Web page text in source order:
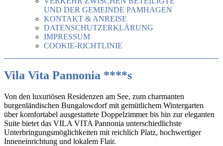
UND DER GEMEINDE PAMHAGEN
KONTAKT & ANREISE
DATENSCHUTZERKLÄRUNG
IMPRESSUM
COOKIE-RICHTLINIE
Vila Vita Pannonia ****s
Von den luxuriösen Residenzen am See, zum charmanten
burgenländischen Bungalowdorf mit gemütlichem Wintergarten
über komfortabel ausgestattete Doppelzimmer bis hin zur eleganten
Suite bietet das VILA VITA Pannonia unterschiedlichste
Unterbringungsmöglichkeiten mit reichlich Platz, hochwertiger
Inneneinrichtung und lokalem Flair.